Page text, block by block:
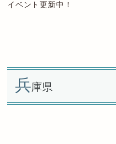
イベント更新中！
兵庫県